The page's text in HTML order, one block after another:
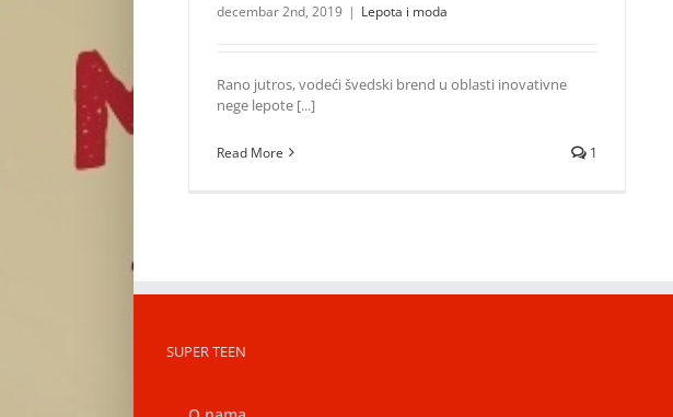
decembar 2nd, 2019 | Lepota i moda
Rano jutros, vodeći švedski brend u oblasti inovativne
nege lepote [...]
Read More 1
SUPER TEEN